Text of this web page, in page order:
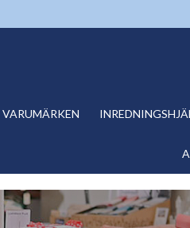
VARUMÄRKEN